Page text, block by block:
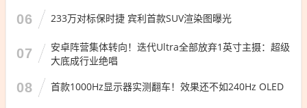
06 233万对标保时捷 宾利首款SUV渲染图曝光
07
安卓阵营集体转向！迭代Ultra全部放弃1英寸主摄：超级
大底成行业绝唱
08 首款1000Hz显示器实测翻车！效果还不如240Hz OLED